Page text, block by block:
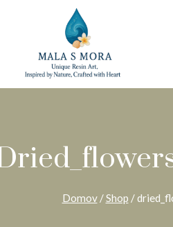
Domov /Shop /